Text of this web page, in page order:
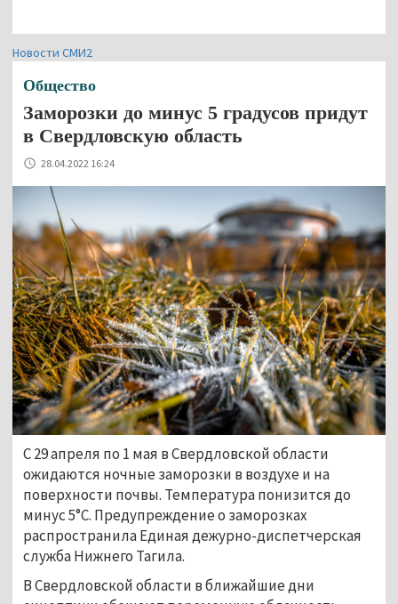
Новости СМИ2
Общество
Заморозки до минус 5 градусов придут
в Свердловскую область
28.04.2022 16:24
С 29 апреля по 1 мая в Свердловской области
ожидаются ночные заморозки в воздухе и на
поверхности почвы. Температура понизится до
минус 5°C. Предупреждение о заморозках
распространила Единая дежурно-диспетчерская
служба Нижнего Тагила.
В Свердловской области в ближайшие дни